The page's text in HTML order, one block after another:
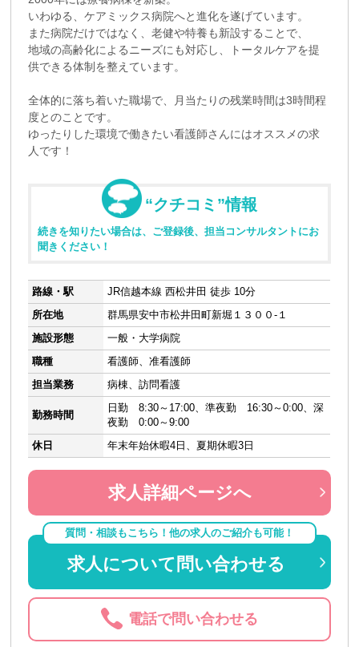
いわゆる、ケアミックス病院へと進化を遂げています。
また病院だけではなく、老健や特養も新設することで、
地域の高齢化によるニーズにも対応し、トータルケアを提
供できる体制を整えています。
全体的に落ち着いた職場で、月当たりの残業時間は3時間程
度とのことです。
ゆったりした環境で働きたい看護師さんにはオススメの求
人です！
“クチコミ”情報
続きを知りたい場合は、ご登録後、担当コンサルタントにお
聞きください！
路線・駅
JR信越本線 西松井田 徒歩 10分
所在地
群馬県安中市松井田町新堀１３００-１
施設形態
一般・大学病院
職種
看護師、准看護師
担当業務
病棟、訪問看護
勤務時間
日勤 8:30～17:00、準夜勤 16:30～0:00、深
夜勤 0:00～9:00
休日
年末年始休暇4日、夏期休暇3日
求人詳細ページへ
質問・相談もこちら！他の求人のご紹介も可能！
求人について問い合わせる
電話で問い合わせる